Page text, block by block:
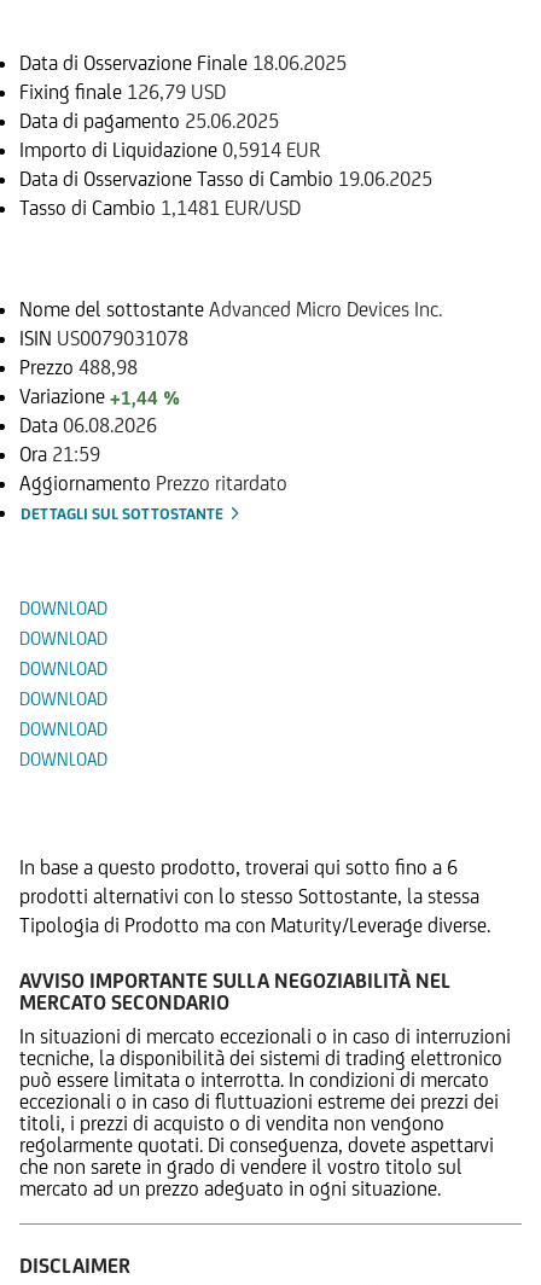
Data di Osservazione Finale 18.06.2025
Fixing finale 126,79 USD
Data di pagamento 25.06.2025
Importo di Liquidazione 0,5914 EUR
Data di Osservazione Tasso di Cambio 19.06.2025
Tasso di Cambio 1,1481 EUR/USD
Nome del sottostante Advanced Micro Devices Inc.
ISIN US0079031078
Prezzo 488,98
Variazione +1,44 %
Data 06.08.2026
Ora 21:59
Aggiornamento Prezzo ritardato
DETTAGLI SUL SOTTOSTANTE
DOWNLOAD
DOWNLOAD
DOWNLOAD
DOWNLOAD
DOWNLOAD
DOWNLOAD
In base a questo prodotto, troverai qui sotto fino a 6
prodotti alternativi con lo stesso Sottostante, la stessa
Tipologia di Prodotto ma con Maturity/Leverage diverse.
AVVISO IMPORTANTE SULLA NEGOZIABILITÀ NEL
MERCATO SECONDARIO
In situazioni di mercato eccezionali o in caso di interruzioni
tecniche, la disponibilità dei sistemi di trading elettronico
può essere limitata o interrotta. In condizioni di mercato
eccezionali o in caso di fluttuazioni estreme dei prezzi dei
titoli, i prezzi di acquisto o di vendita non vengono
regolarmente quotati. Di conseguenza, dovete aspettarvi
che non sarete in grado di vendere il vostro titolo sul
mercato ad un prezzo adeguato in ogni situazione.
DISCLAIMER